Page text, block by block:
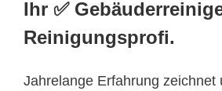
Ihr ✅
Reinigungsprofi.
Jahrelange Erfahrung zeichnet